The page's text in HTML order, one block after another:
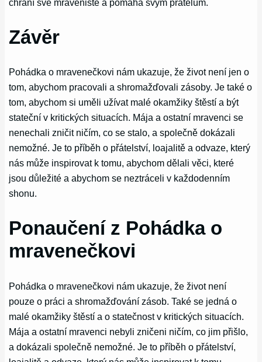
Závěr
Pohádka o mravenečkovi nám ukazuje, že život není jen o
tom, abychom pracovali a shromažďovali zásoby. Je také o
tom, abychom si uměli užívat malé okamžiky štěstí a být
stateční v kritických situacích. Mája a ostatní mravenci se
nenechali zničit ničím, co se stalo, a společně dokázali
nemožné. Je to příběh o přátelství, loajalitě a odvaze, který
nás může inspirovat k tomu, abychom dělali věci, které
jsou důležité a abychom se neztráceli v každodenním
shonu.
Ponaučení z Pohádka o
mravenečkovi
Pohádka o mravenečkovi nám ukazuje, že život není
pouze o práci a shromažďování zásob. Také se jedná o
malé okamžiky štěstí a o statečnost v kritických situacích.
Mája a ostatní mravenci nebyli zničeni ničím, co jim přišlo,
a dokázali společně nemožné. Je to příběh o přátelství,